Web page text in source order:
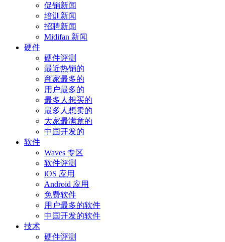
促销新闻
培训新闻
招聘新闻
Midifan 新闻
硬件
硬件评测
最近热销的
商家最多的
用户最多的
最多人想买的
最多人想卖的
大家最满意的
中国开发的
软件
Waves 专区
软件评测
iOS 应用
Android 应用
免费软件
用户最多的软件
中国开发的软件
技术
硬件评测